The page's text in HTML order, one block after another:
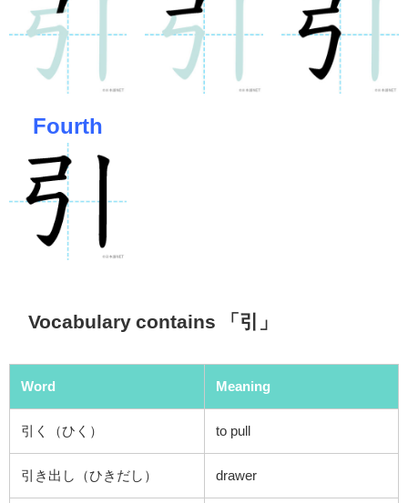
Fourth
Vocabulary contains 「引」
Word Meaning
引く（ひく） to pull
引き出し（ひきだし） drawer